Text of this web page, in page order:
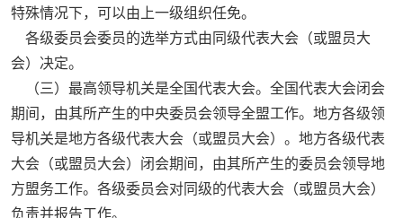
特殊情况下，可以由上一级组织任免。
各级委员会委员的选举方式由同级代表大会（或盟员大
会）决定。
（三）最高领导机关是全国代表大会。全国代表大会闭会
期间，由其所产生的中央委员会领导全盟工作。地方各级领
导机关是地方各级代表大会（或盟员大会）。地方各级代表
大会（或盟员大会）闭会期间，由其所产生的委员会领导地
方盟务工作。各级委员会对同级的代表大会（或盟员大会）
负责并报告工作。